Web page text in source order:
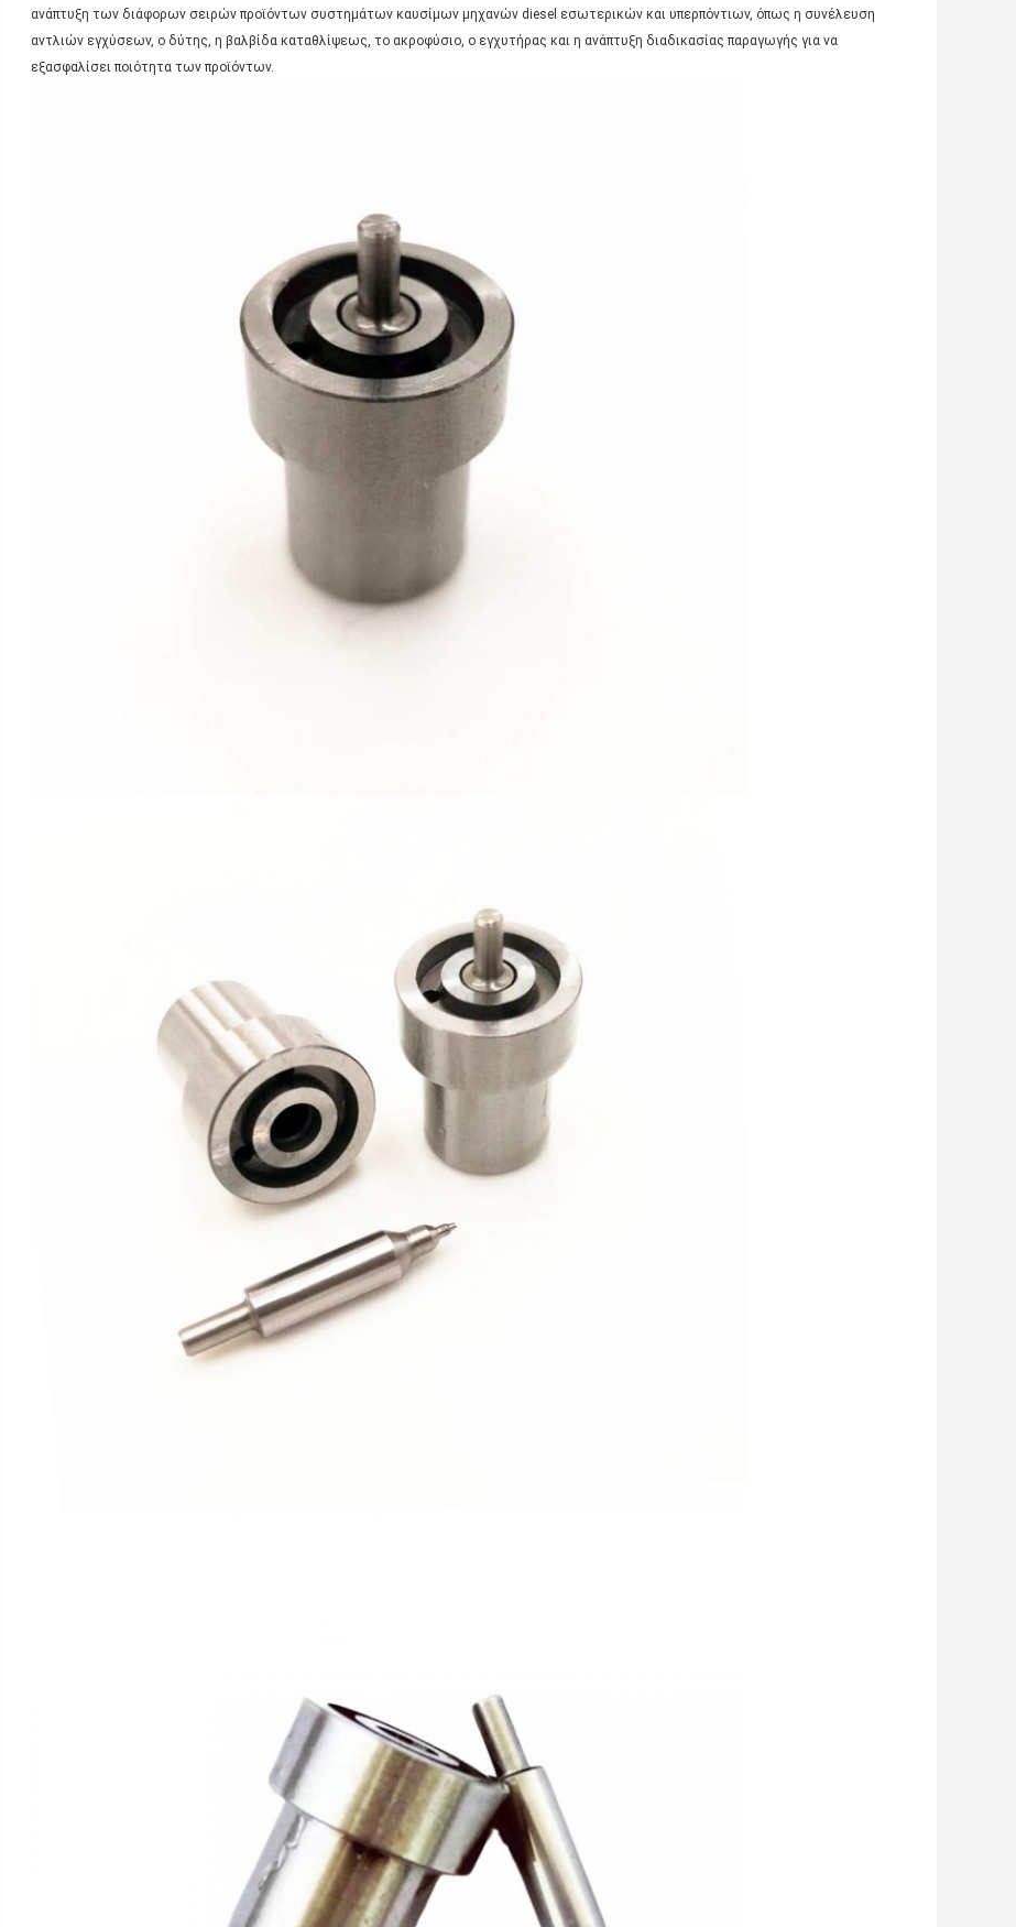
ανάπτυξη των διάφορων σειρών προϊόντων συστημάτων καυσίμων μηχανών diesel εσωτερικών και υπερπόντιων, όπως η συνέλευση
αντλιών εγχύσεων, ο δύτης, η βαλβίδα καταθλίψεως, το ακροφύσιο, ο εγχυτήρας και η ανάπτυξη διαδικασίας παραγωγής για να
εξασφαλίσει ποιότητα των προϊόντων.